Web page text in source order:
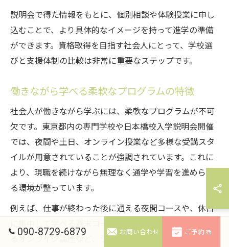
説明会で得た情報をもとに、個別相談や体験授業に申し
込むことで、より具体的なイメージを持って進学の準備
ができます。資格取得を目指す社会人にとって、学校選
びと支援体制の比較は非常に重要なステップです。
働きながら学べる柔軟なプログラムの特徴
社会人が働きながら学ぶには、柔軟なプログラムが不可
欠です。東京都内の専門学校や日本橋校入学説明会開催
では、夜間や土日、オンライン授業など多様な受講スタ
イルが用意されていることが強調されています。これに
より、現職を続けながら無理なく通学や学習を進められ
る環境が整っています。
例えば、仕事が終わった後に通える夜間コースや、休日
るオンライン講座など、ライフスタイルに合わせて選択
090-8729-6879 お問い合わせ ご予約